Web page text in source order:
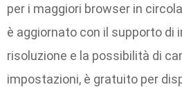
per i maggiori browser in
è aggiornato con il supporto di
risoluzione e la possibilità di
impostazioni, è gratuito per